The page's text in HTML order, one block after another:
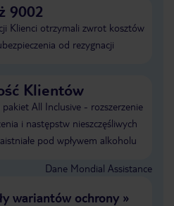
9002
Klienci otrzymali zwrot kosztów
od rezygnacji
Klientów
All Inclusive - rozszerzenie
i następstw nieszczęśliwych
pod wpływem alkoholu
Dane Mondial Assistance
wariantów ochrony»